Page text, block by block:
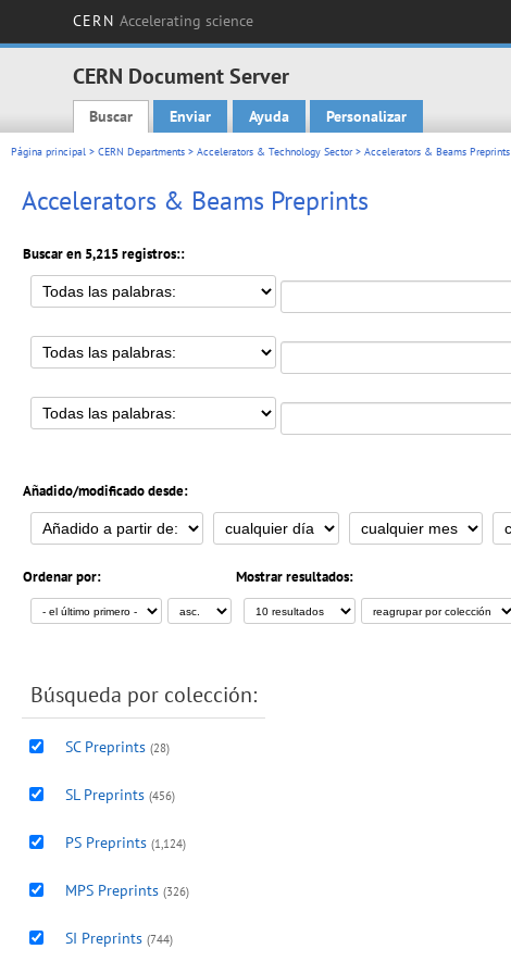
CERN Accelerating science
CERN Document Server
Main menu
Buscar Enviar Ayuda Personalizar
Página principal > CERN Departments > Accelerators & Technology Sector> Accelerators & Beams Preprints
Accelerators & Beams Preprints
Buscar en 5,215 registros::
Añadido/modificado desde:
Ordenar por: Mostrar resultados:
Búsqueda por colección:
SC Preprints (28)
SL Preprints (456)
PS Preprints (1,124)
MPS Preprints (326)
SI Preprints (744)